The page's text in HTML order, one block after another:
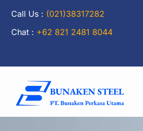
Call Us : (021)38317282
Chat : +62 821 2481 8044